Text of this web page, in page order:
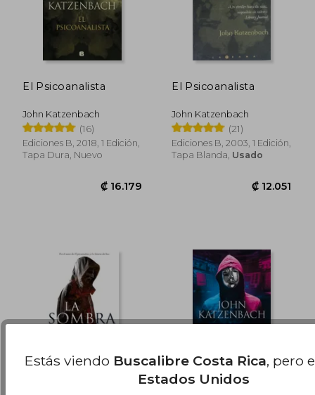
El Psicoanalista
John Katzenbach
(16)
Ediciones B, 2018, 1 Edición,
Tapa Dura, Nuevo
El Psicoanalista
John Katzenbach
(21)
Ediciones B, 2003, 1 Edición,
Tapa Blanda, Usado
Estás viendo Buscalibre Costa Rica, pero
Estados Unidos